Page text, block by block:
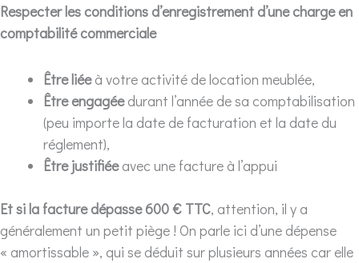
Respecter les conditions d’enregistrement d’une charge en
comptabilité commerciale
Être liéeà votre activité de location meublée,
Être engagéedurant l’année de sa comptabilisation
(peu importe la date de facturation et la date du
réglement),
Êtrejustifiéeavec une facture à l’appui
Et si la facture dépasse 600 € TTC, attention, il y a
généralement un petit piège ! On parle ici d’une dépense
« amortissable », qui se déduit sur plusieurs années car elle